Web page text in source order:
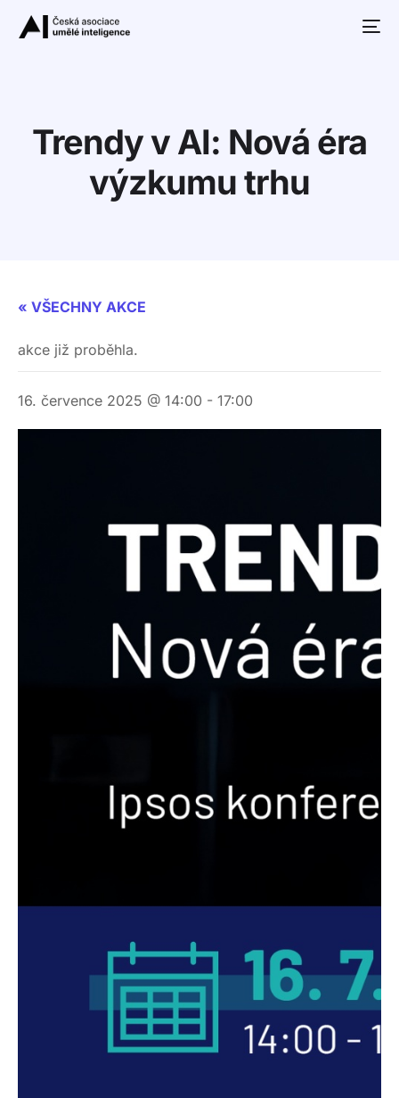
Trendy v AI: Nová éra
výzkumu trhu
« VŠECHNY AKCE
akce již proběhla.
16. července 2025 @ 14:00 - 17:00